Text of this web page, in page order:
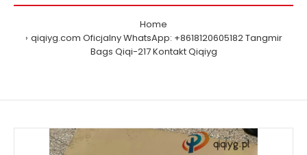
Home
qiqiyg.com Oficjalny WhatsApp: +8618120605182 Tangmir
Bags Qiqi-217 Kontakt Qiqiyg